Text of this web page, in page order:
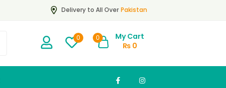
Delivery to All Over Pakistan
0 0
My Cart
₨0